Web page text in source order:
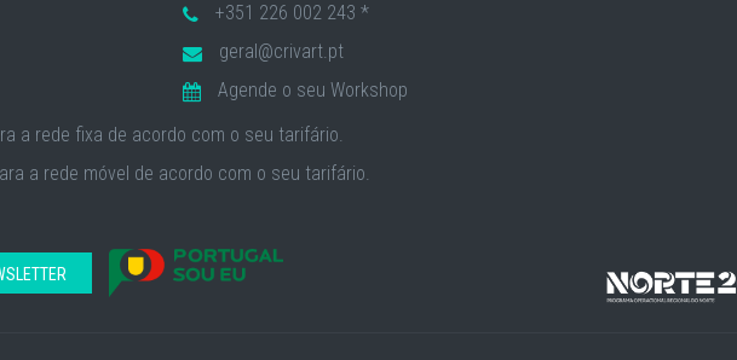
+351 226 002 243 *
geral@crivart.pt
Agende o seu Workshop
a rede fixa de acordo com o seu tarifário.
a rede móvel de acordo com o seu tarifário.